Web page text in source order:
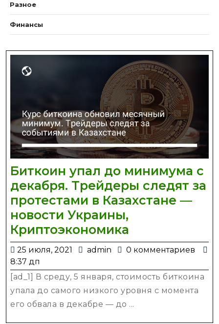
Разное
Финансы
Биткоин упал до минимума с
декабря. Трейдеры следят за
протестами в Казахстане —
новости Украины,
Криптоэкономика
упал
минимума
с
декабря.
25 июля, 2021
25
2021
admin admin
0 комментариев
8:37 дп
[ad_1] В среду, 5 января, стоимость биткоина
упала до самого низкого уровня с момента
его обвала в декабре — до ...